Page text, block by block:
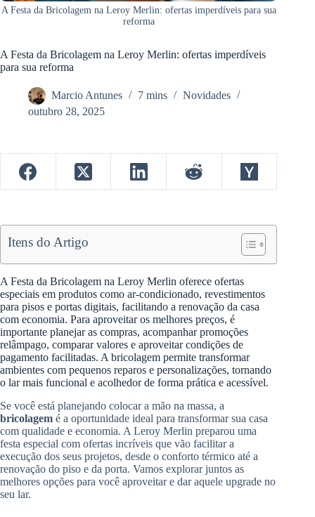
A Festa da Bricolagem na Leroy Merlin: ofertas imperdíveis para sua
reforma
A Festa da Bricolagem na Leroy Merlin: ofertas imperdíveis
para sua reforma
Marcio Antunes 7 mins
Novidades
outubro 28, 2025
Itens do Artigo
A Festa da Bricolagem na Leroy Merlin oferece ofertas
especiais em produtos como ar-condicionado, revestimentos
para pisos e portas digitais, facilitando a renovação da casa
com economia. Para aproveitar os melhores preços, é
importante planejar as compras, acompanhar promoções
relâmpago, comparar valores e aproveitar condições de
pagamento facilitadas. A bricolagem permite transformar
ambientes com pequenos reparos e personalizações, tornando
o lar mais funcional e acolhedor de forma prática e acessível.
Se você está planejando colocar a mão na massa, a
bricolagem é a oportunidade ideal para transformar sua casa
com qualidade e economia. A Leroy Merlin preparou uma
festa especial com ofertas incríveis que vão facilitar a
execução dos seus projetos, desde o conforto térmico até a
renovação do piso e da porta. Vamos explorar juntos as
melhores opções para você aproveitar e dar aquele upgrade no
seu lar.